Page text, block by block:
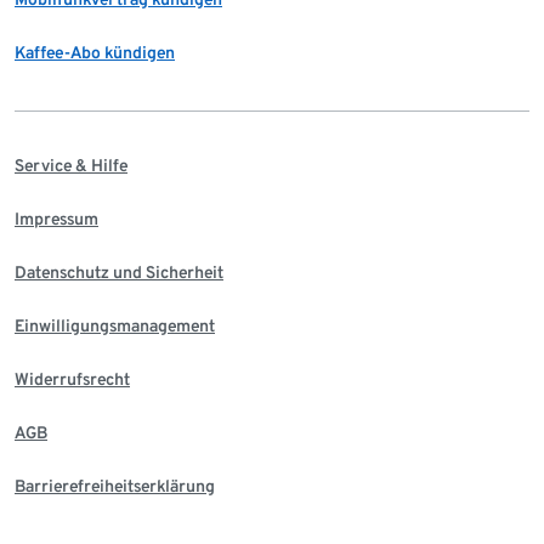
Kaffee-Abo kündigen
Service & Hilfe
Impressum
Datenschutz und Sicherheit
Einwilligungsmanagement
Widerrufsrecht
AGB
Barrierefreiheitserklärung